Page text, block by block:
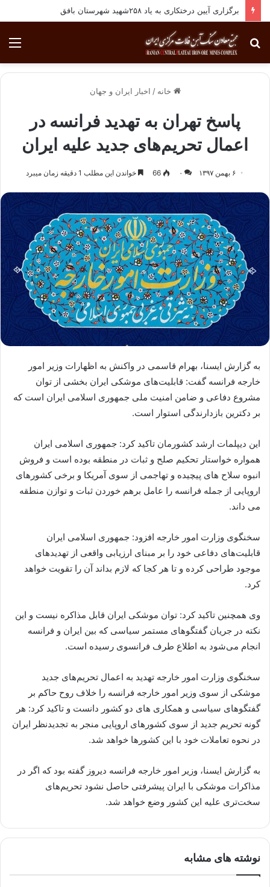
برگزاری آیین درختکاری به یاد ۲۵۸شهید شهرستان بافق
جستجو
برای
خانه / اخبار ایران و جهان
پاسخ تهران به تهدید فرانسه در
اعمال تحریم‌های جدید علیه ایران
۶ بهمن ۱۳۹۷ ۰ 66 خواندن این مطلب 1 دقیقه زمان میبرد
به گزارش ایسنا، بهرام قاسمی در واکنش به اظهارات وزیر امور
خارجه فرانسه گفت: قابلیت‌های موشکی ایران بخشی از توان
مشروع دفاعی و ضامن امنیت ملی جمهوری اسلامی ایران است که
بر دکترین بازدارندگی استوار است.
این دیپلمات ارشد کشورمان تاکید کرد: جمهوری اسلامی ایران
همواره خواستار تحکیم صلح و ثبات در منطقه بوده است و فروش
انبوه سلاح های پیچیده و تهاجمی از سوی آمریکا و برخی کشورهای
اروپایی از جمله فرانسه را عامل برهم خوردن ثبات و توازن منطقه
می داند.
سخنگوی وزارت امور خارجه افزود: جمهوری اسلامی ایران
قابلیت‌های دفاعی خود را بر مبنای ارزیابی واقعی از تهدیدهای
موجود طراحی کرده و تا هر کجا که لازم بداند آن را تقویت خواهد
کرد.
وی همچنین تاکید کرد: توان موشکی ایران قابل مذاکره نیست و این
نکته در جریان گفتگوهای مستمر سیاسی که بین ایران و فرانسه
انجام می‌شود به اطلاع طرف فرانسوی رسیده است.
سخنگوی وزارت امور خارجه تهدید به اعمال تحریم‌های جدید
موشکی از سوی وزیر امور خارجه فرانسه را خلاف روح حاکم بر
گفتگوهای سیاسی و همکاری های دو کشور دانست و تاکید کرد: هر
گونه تحریم جدید از سوی کشورهای اروپایی منجر به تجدیدنظر ایران
در نحوه تعاملات خود با این کشورها خواهد شد.
به گزارش ایسنا، وزیر امور خارجه فرانسه دیروز گفته بود که اگر در
مذاکرات موشکی با ایران پیشرفتی حاصل نشود تحریم‌های
سخت‌تری علیه این کشور وضع خواهد شد.
نوشته های مشابه